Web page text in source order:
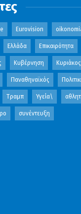
Eurovision
Ελλάδα Επικαιρότητα
Κυβέρνηση
Παναθηναϊκός
Τραμπ Υγεία\
συνέντευξη